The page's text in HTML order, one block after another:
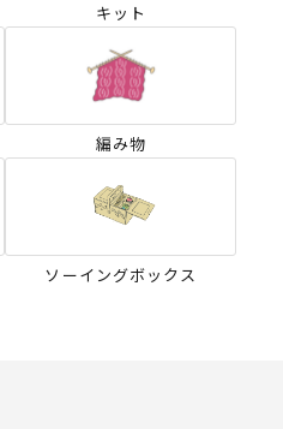
キット
編み物
ソーイングボックス